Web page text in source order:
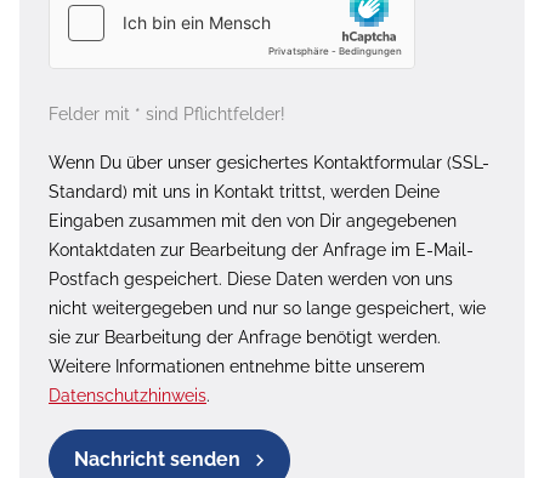
Felder mit * sind Pflichtfelder!
Wenn Du über unser gesichertes Kontaktformular (SSL-
Standard) mit uns in Kontakt trittst, werden Deine
Eingaben zusammen mit den von Dir angegebenen
Kontaktdaten zur Bearbeitung der Anfrage im E-Mail-
Postfach gespeichert. Diese Daten werden von uns
nicht weitergegeben und nur so lange gespeichert, wie
sie zur Bearbeitung der Anfrage benötigt werden.
Weitere Informationen entnehme bitte unserem
Datenschutzhinweis.
Nachricht senden